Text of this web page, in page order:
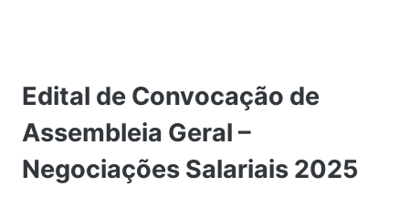
Edital de Convocação de
Assembleia Geral –
Negociações Salariais 2025